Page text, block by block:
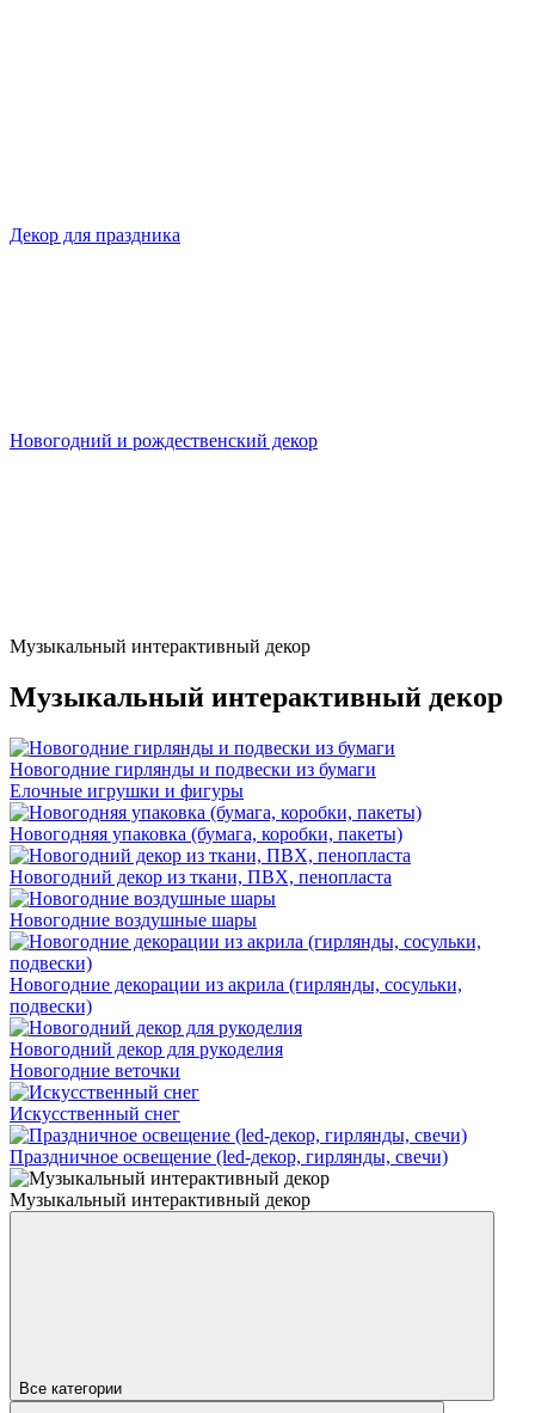
Декор для праздника
Новогодний и рождественский декор
Музыкальный интерактивный декор
Музыкальный интерактивный декор
Новогодние гирлянды и подвески из бумаги
Елочные игрушки и фигуры
Новогодняя упаковка (бумага, коробки, пакеты)
Новогодний декор из ткани, ПВХ, пенопласта
Новогодние воздушные шары
Новогодние декорации из акрила (гирлянды, сосульки,
подвески)
Новогодний декор для рукоделия
Новогодние веточки
Искусственный снег
Праздничное освещение (led-декор, гирлянды, свечи)
Музыкальный интерактивный декор
Все категории